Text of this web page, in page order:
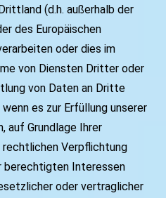
(d.h. außerhalb der
des Europäischen
oder dies im
von Diensten Dritter oder
von Daten an Dritte
es zur Erfüllung unserer
auf Grundlage Ihrer
rechtlichen Verpflichtung
berechtigten Interessen
oder vertraglicher